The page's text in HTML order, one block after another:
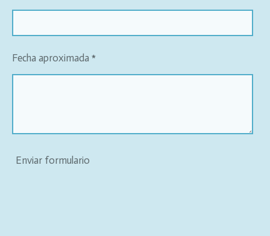
Fecha aproximada *
Enviar formulario